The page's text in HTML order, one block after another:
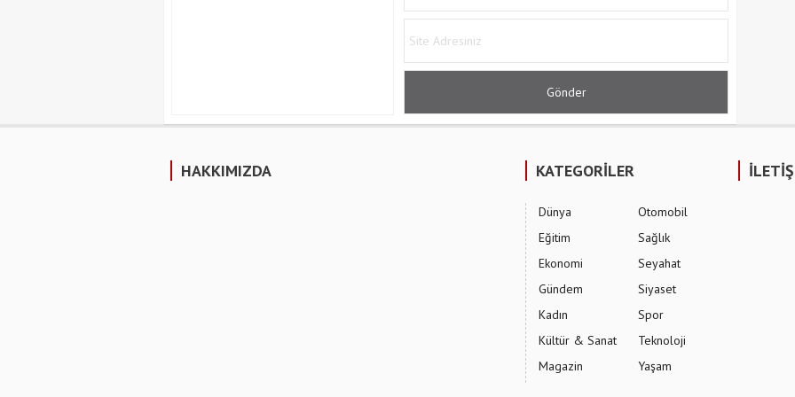
HAKKIMIZDA KATEGORİLER
Dünya
Eğitim
Ekonomi
Gündem
Kadın
Kültür & Sanat
Magazin
Otomobil
Sağlık
Seyahat
Siyaset
Spor
Teknoloji
Yaşam